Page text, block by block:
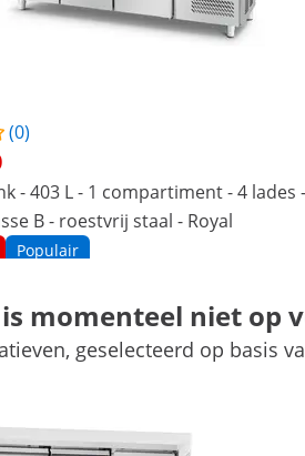
(0)
- 403 L - 1 compartiment - 4 lades
B - roestvrij staal - Royal
Populair
momenteel niet op
geselecteerd op basis